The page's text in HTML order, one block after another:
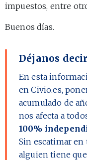
impuestos, entre
Buenos días.
Déjanos
En esta
en Civio.es,
acumulado de
nos afecta a
100%
Sin escatimar
alguien tiene